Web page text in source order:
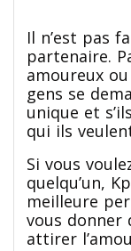
Il n’est pas
partenaire.
amoureux
gens se
unique et
qui ils
Si vous
quelqu’un,
meilleure
vous donner
attirer